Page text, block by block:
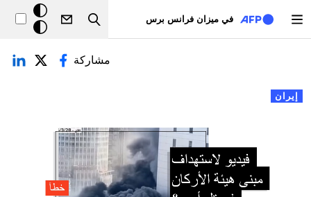
في ميزان فرانس برس
Search
خلفيّة
داكنة
التبويبات الأساسية
إيران
مشاركة